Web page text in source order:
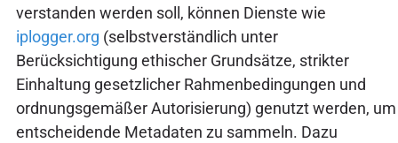
verstanden werden soll, können Dienste wie
iplogger.org (selbstverständlich unter
Berücksichtigung ethischer Grundsätze, strikter
Einhaltung gesetzlicher Rahmenbedingungen und
ordnungsgemäßer Autorisierung) genutzt werden, um
entscheidende Metadaten zu sammeln. Dazu